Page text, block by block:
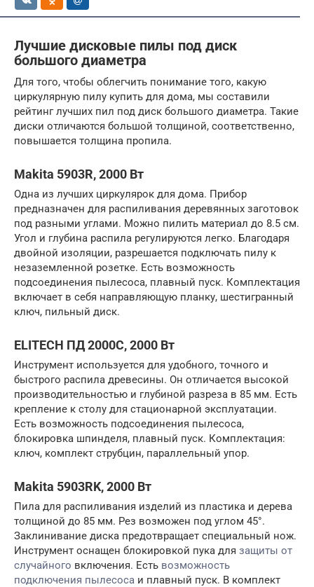
Лучшие дисковые пилы под диск
большого диаметра
Для того, чтобы облегчить понимание того, какую
циркулярную пилу купить для дома, мы составили
рейтинг лучших пил под диск большого диаметра. Такие
диски отличаются большой толщиной, соответственно,
повышается толщина пропила.
Makita 5903R, 2000 Вт
Одна из лучших циркулярок для дома. Прибор
предназначен для распиливания деревянных заготовок
под разными углами. Можно пилить материал до 8.5 см.
Угол и глубина распила регулируются легко. Благодаря
двойной изоляции, разрешается подключать пилу к
незаземленной розетке. Есть возможность
подсоединения пылесоса, плавный пуск. Комплектация
включает в себя направляющую планку, шестигранный
ключ, пильный диск.
ELITECH ПД 2000С, 2000 Вт
Инструмент используется для удобного, точного и
быстрого распила древесины. Он отличается высокой
производительностью и глубиной разреза в 85 мм. Есть
крепление к столу для стационарной эксплуатации.
Есть возможность подсоединения пылесоса,
блокировка шпинделя, плавный пуск. Комплектация:
ключ, комплект струбцин, параллельный упор.
Makita 5903RK, 2000 Вт
Пила для распиливания изделий из пластика и дерева
толщиной до 85 мм. Рез возможен под углом 45°.
Заклинивание диска предотвращает специальный нож.
Инструмент оснащен блокировкой пука для защиты от
случайного включения. Есть возможность
подключения пылесоса и плавный пуск. В комплект